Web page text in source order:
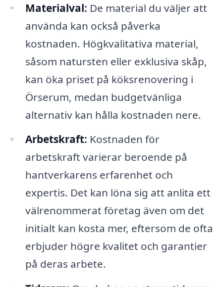
Materialval: De material du väljer att
använda kan också påverka
kostnaden. Högkvalitativa material,
såsom natursten eller exklusiva skåp,
kan öka priset på köksrenovering i
Örserum, medan budgetvänliga
alternativ kan hålla kostnaden nere.
Arbetskraft: Kostnaden för
arbetskraft varierar beroende på
hantverkarens erfarenhet och
expertis. Det kan löna sig att anlita ett
välrenommerat företag även om det
initialt kan kosta mer, eftersom de ofta
erbjuder högre kvalitet och garantier
på deras arbete.